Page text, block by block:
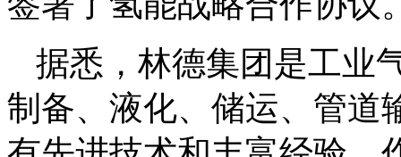
据悉，林德集团是工业
制备、液化、储运、管道